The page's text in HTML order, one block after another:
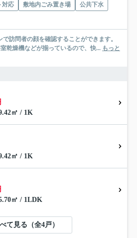
対応 敷地内ごみ置き場
公共下水
訪問者の顔を確認することができます。
乾燥機などが揃っているので、快... もっと
㎡ / 1K
㎡ / 1K
㎡ / 1LDK
て見る（全4戸）